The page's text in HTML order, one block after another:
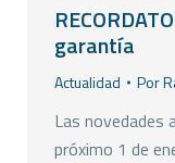
garantía
Actualidad Por
Las novedades
próximo 1 de